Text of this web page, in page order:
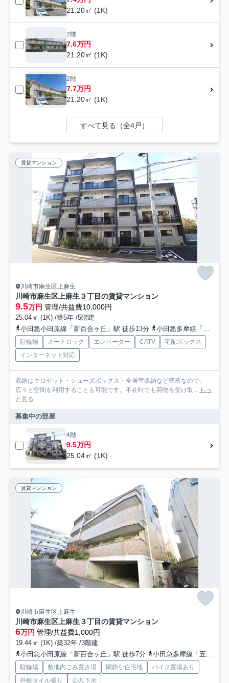
21.20㎡ (1K)
2階
7.6万円
21.20㎡ (1K)
2階
7.7万円
21.20㎡ (1K)
すべて見る（全4戸）
賃貸マンション
川崎市麻生区上麻生
川崎市麻生区上麻生３丁目の賃貸マンション
9.5万円 管理/共益費10,000円
25.04㎡ (1K) /築5年 /5階建
小田急小田原線「新百合ヶ丘」駅 徒歩13分
小田急多摩線「新百合ヶ丘」駅 徒歩13分
駐輪場 オートロック エレベーター CATV
宅配ボックス
インターネット対応
収納はクロゼット・シューズボックス・全居室収納など豊富なので、
広々と空間を利用することも可能です。不在時でも荷物を受け取... もっ
と見る
募集中の部屋
4階
9.5万円
25.04㎡ (1K)
賃貸マンション
川崎市麻生区上麻生
川崎市麻生区上麻生３丁目の賃貸マンション
6万円 管理/共益費1,000円
19.44㎡ (1K) /築32年 /3階建
小田急小田原線「新百合ヶ丘」駅 徒歩7分
小田急多摩線「五月台」駅 徒歩14分
駐輪場 敷地内ごみ置き場 閑静な住宅地
バイク置場あり
外観タイル張り
公共下水